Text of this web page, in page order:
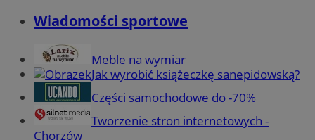
Wiadomości sportowe
Meble na wymiar
Jak wyrobić książeczkę sanepidowską?
Części samochodowe do -70%
Tworzenie stron internetowych -
Chorzów